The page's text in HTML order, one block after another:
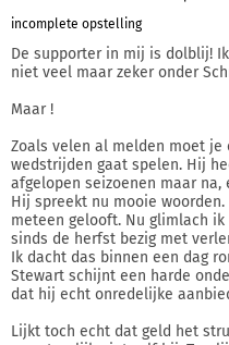
incomplete opstelling
De supporter in mij is dolblij!
niet veel maar zeker onder
Maar !
Zoals velen al melden moet
wedstrijden gaat spelen. Hij
afgelopen seizoenen maar
Hij spreekt nu mooie
meteen gelooft. Nu glimlach
sinds de herfst bezig met
Ik dacht das binnen een dag
Stewart schijnt een harde
dat hij echt onredelijke
Lijkt toch echt dat geld het